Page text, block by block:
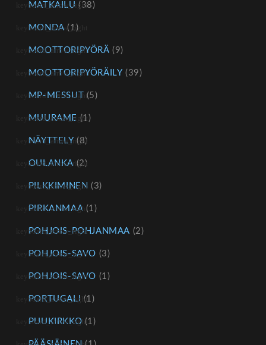
MATKAILU (38)
MONDA (1)
MOOTTORIPYÖRÄ (9)
MOOTTORIPYÖRÄILY (39)
MP-MESSUT (5)
MUURAME (1)
NÄYTTELY (8)
OULANKA (2)
PILKKIMINEN (3)
PIRKANMAA (1)
POHJOIS-POHJANMAA (2)
POHJOIS-SAVO (3)
POHJOIS-SAVO (1)
PORTUGALI (1)
PUUKIRKKO (1)